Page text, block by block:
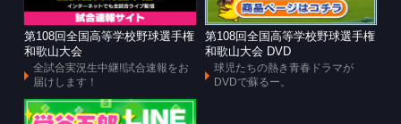
第108回全国高等学校野球選手権
和歌山大会
全試合実況生中継!!試合速報をお
届けします！
第108回全国高等学校野球選手権
和歌山大会 DVD
球児たちの熱き青春ドラマが
DVDで蘇るー。